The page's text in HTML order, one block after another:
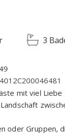
3
mit viel
oder Gruppen,